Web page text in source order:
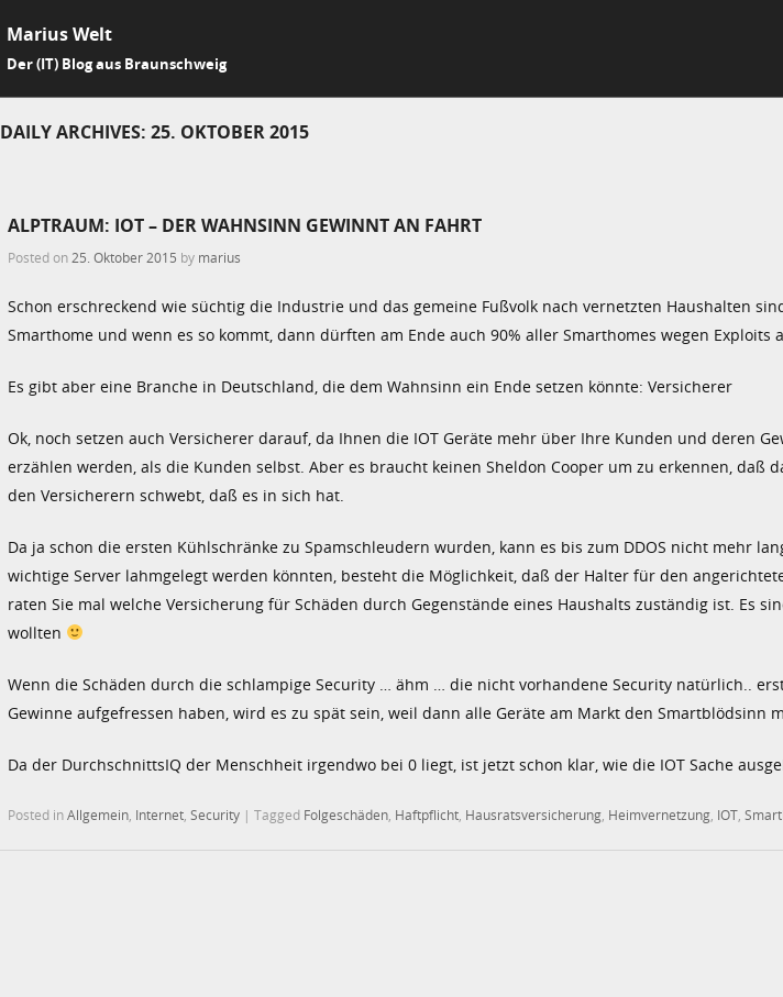
Marius Welt
Der (IT) Blog aus Braunschweig
DAILY ARCHIVES: 25. OKTOBER 2015
ALPTRAUM: IOT – DER WAHNSINN GEWINNT AN FAHRT
Posted on 25. Oktober 2015 by marius
Schon erschreckend wie süchtig die Industrie und das gemeine Fußvolk nach vernetzten Haushalten
Smarthome und wenn es so kommt, dann dürften am Ende auch 90% aller Smarthomes wegen Exploits
Es gibt aber eine Branche in Deutschland, die dem Wahnsinn ein Ende setzen könnte: Versicherer
Ok, noch setzen auch Versicherer darauf, da Ihnen die IOT Geräte mehr über Ihre Kunden und deren
erzählen werden, als die Kunden selbst. Aber es braucht keinen Sheldon Cooper um zu erkennen, daß
den Versicherern schwebt, daß es in sich hat.
Da ja schon die ersten Kühlschränke zu Spamschleudern wurden, kann es bis zum DDOS nicht mehr
wichtige Server lahmgelegt werden könnten, besteht die Möglichkeit, daß der Halter für den
raten Sie mal welche Versicherung für Schäden durch Gegenstände eines Haushalts zuständig ist. Es
wollten
Wenn die Schäden durch die schlampige Security … ähm … die nicht vorhandene Security natürlich..
Gewinne aufgefressen haben, wird es zu spät sein, weil dann alle Geräte am Markt den Smartblödsinn
Da der DurchschnittsIQ der Menschheit irgendwo bei 0 liegt, ist jetzt schon klar, wie die IOT Sache
Posted inAllgemein Internet Security | Tagged Folgeschäden Haftpflicht Hausratsversicherung Heimvernetzung IOT